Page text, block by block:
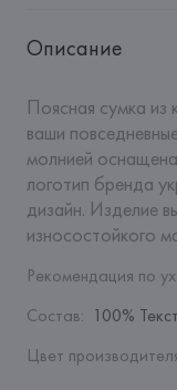
Описание
Поясная сумка из
ваши
молнией
логотип бренда
дизайн. Изделие
износостойкого
Рекомендация по
Состав: 100%
Цвет